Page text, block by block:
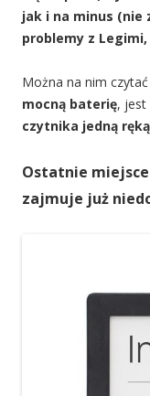
jak i na minus
problemy z
Można na nim
mocną baterię, jest
czytnika jedną ręką
Ostatnie
zajmuje już